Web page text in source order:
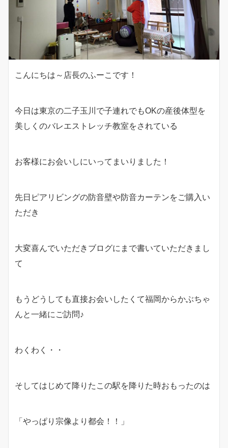
こんにちは～店長のふーこです！
今日は東京の二子玉川で子連れでもOKの産後体型を
美しくのバレエストレッチ教室をされている
お客様にお会いしにいってまいりました！
先日ピアリビングの防音壁や防音カーテンをご購入い
ただき
大変喜んでいただきブログにまで書いていただきまし
て
もうどうしても直接お会いしたくて福岡からかぶちゃ
んと一緒にご訪問♪
わくわく・・
そしてはじめて降りたこの駅を降りた時おもったのは
「やっぱり宗像より都会！！」